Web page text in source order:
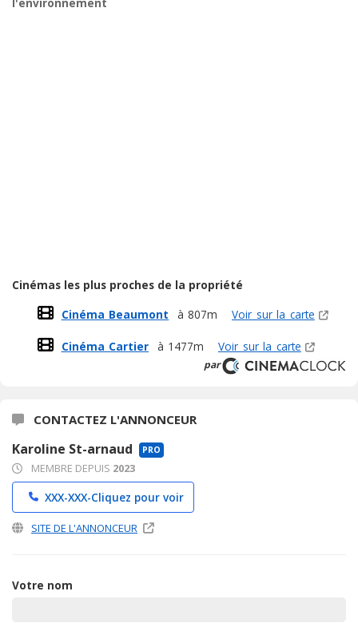
Cinémas les plus proches de la propriété
Cinéma Beaumont
à 807m Voir sur la carte
Cinéma Cartier à 1477m Voir sur la carte
par
CONTACTEZ L'ANNONCEUR
Karoline St-arnaud PRO
MEMBRE DEPUIS 2023
XXX-XXX-Cliquez pour voir
SITE DE L'ANNONCEUR
Votre nom